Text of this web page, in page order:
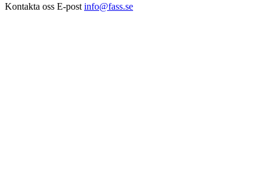
Kontakta oss E-post info@fass.se